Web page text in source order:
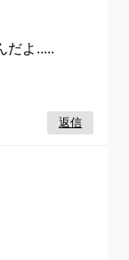
だよ.....
返信